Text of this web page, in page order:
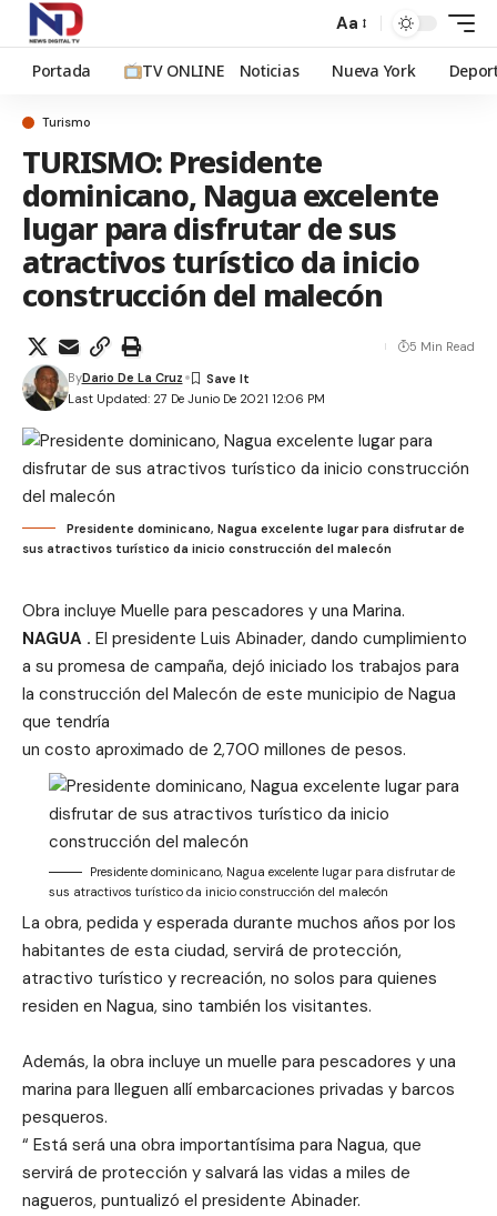
Aa
Portada TV ONLINE Noticias Nueva York
Turismo
TURISMO: Presidente
dominicano, Nagua excelente
lugar para disfrutar de sus
atractivos turístico da inicio
construcción del malecón
Last Updated: 27 De Junio De 2021 12:06 PM
ByDario De La Cruz
5 Min Read
Presidente dominicano, Nagua excelente lugar para disfrutar de
sus atractivos turístico da inicio construcción del malecón
Obra incluye Muelle para pescadores y una Marina.
NAGUA . El presidente Luis Abinader, dando cumplimiento
a su promesa de campaña, dejó iniciado los trabajos para
la construcción del Malecón de este municipio de Nagua
que tendría
un costo aproximado de 2,700 millones de pesos.
Presidente dominicano, Nagua excelente lugar para disfrutar de
sus atractivos turístico da inicio construcción del malecón
La obra, pedida y esperada durante muchos años por los
habitantes de esta ciudad, servirá de protección,
atractivo turístico y recreación, no solos para quienes
residen en Nagua, sino también los visitantes.
Además, la obra incluye un muelle para pescadores y una
marina para lleguen allí embarcaciones privadas y barcos
pesqueros.
“ Está será una obra importantísima para Nagua, que
servirá de protección y salvará las vidas a miles de
nagueros, puntualizó el presidente Abinader.